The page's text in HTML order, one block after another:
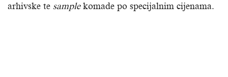
arhivske te samplekomade po specijalnim cijenama.